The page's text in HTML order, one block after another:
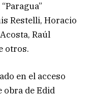
Restelli, Horacio
Raúl
otros.
en el acceso
de Edid